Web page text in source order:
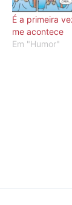
É a primeira
me acontece
Em "Humor"